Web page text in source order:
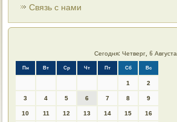
Связь с нами
Сегодня: Четверг, 6 Августа
Пн Вт Ср Чт Пт Сб Вс
1 2
3 4 5 6 7 8 9
10 11 12 13 14 15 16